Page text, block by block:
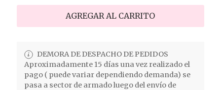
AGREGAR AL CARRITO
DEMORA DE DESPACHO DE PEDIDOS
Aproximadamente 15 días una vez realizado el
pago ( puede variar dependiendo demanda) se
pasa a sector de armado luego del envío de